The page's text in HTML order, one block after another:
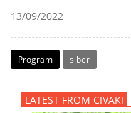
13/09/2022
Program siber
LATEST FROM CIVAKI